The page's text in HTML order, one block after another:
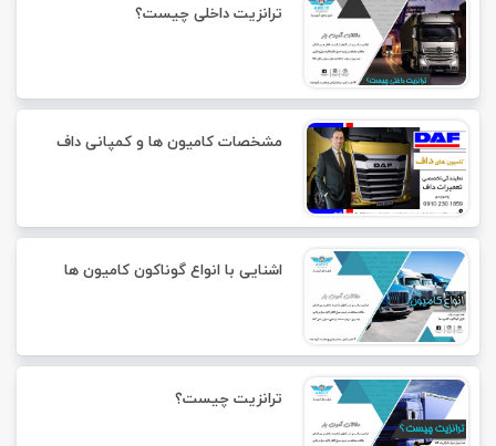
ترانزیت داخلی چیست؟
مشخصات کامیون ها و کمپانی داف
اشنایی با انواع گوناکون کامیون ها
ترانزیت چیست؟